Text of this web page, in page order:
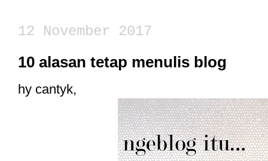
12 November 2017
10 alasan tetap menulis blog
hy cantyk,